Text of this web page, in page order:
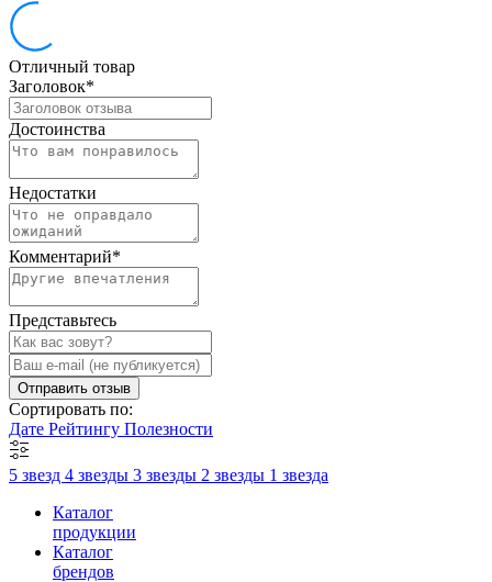
Отличный товар
Заголовок*
Достоинства
Недостатки
Комментарий*
Представьтесь
Отправить отзыв
Сортировать по:
Дате Рейтингу Полезности
5 звезд 4 звезды 3 звезды 2 звезды 1 звезда
Каталог
продукции
Каталог
брендов